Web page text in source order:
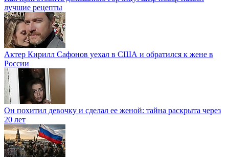
лучшие рецепты
Актер Кирилл Сафонов уехал в США и обратился к жене в
России
Он похитил девочку и сделал ее женой: тайна раскрыта через
20 лет